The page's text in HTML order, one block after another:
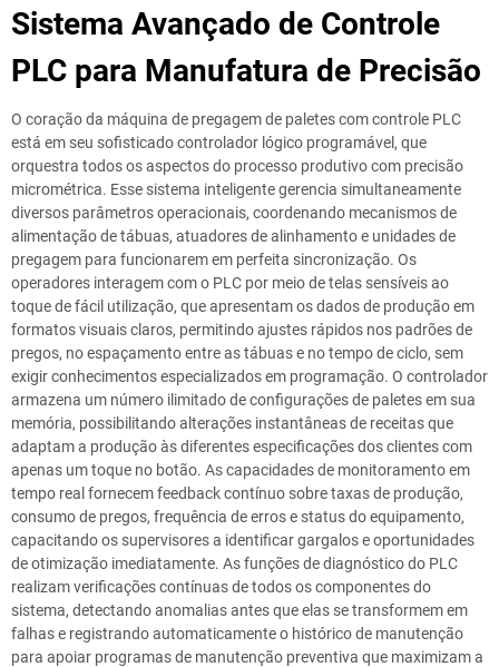
Sistema Avançado de Controle
PLC para Manufatura de Precisão
O coração da máquina de pregagem de paletes com controle PLC
está em seu sofisticado controlador lógico programável, que
orquestra todos os aspectos do processo produtivo com precisão
micrométrica. Esse sistema inteligente gerencia simultaneamente
diversos parâmetros operacionais, coordenando mecanismos de
alimentação de tábuas, atuadores de alinhamento e unidades de
pregagem para funcionarem em perfeita sincronização. Os
operadores interagem com o PLC por meio de telas sensíveis ao
toque de fácil utilização, que apresentam os dados de produção em
formatos visuais claros, permitindo ajustes rápidos nos padrões de
pregos, no espaçamento entre as tábuas e no tempo de ciclo, sem
exigir conhecimentos especializados em programação. O controlador
armazena um número ilimitado de configurações de paletes em sua
memória, possibilitando alterações instantâneas de receitas que
adaptam a produção às diferentes especificações dos clientes com
apenas um toque no botão. As capacidades de monitoramento em
tempo real fornecem feedback contínuo sobre taxas de produção,
consumo de pregos, frequência de erros e status do equipamento,
capacitando os supervisores a identificar gargalos e oportunidades
de otimização imediatamente. As funções de diagnóstico do PLC
realizam verificações contínuas de todos os componentes do
sistema, detectando anomalias antes que elas se transformem em
falhas e registrando automaticamente o histórico de manutenção
para apoiar programas de manutenção preventiva que maximizam a